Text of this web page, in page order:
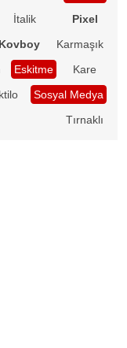
İtalik
Pixel
Kovboy
Karmaşık
Eskitme
Kare
Sosyal Medya
Tırnaklı